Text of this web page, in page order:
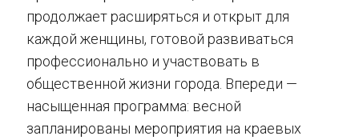
продолжает расширяться и открыт для
каждой женщины, готовой развиваться
профессионально и участвовать в
общественной жизни города. Впереди —
насыщенная программа: весной
запланированы мероприятия на краевых